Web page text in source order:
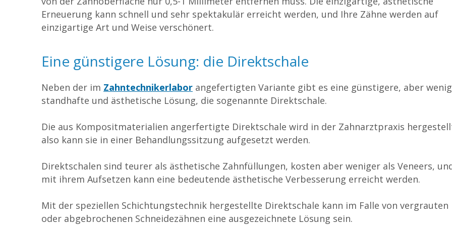
Erneuerung kann schnell und sehr spektakulär erreicht werden, und Ihre Zähne werden auf
einzigartige Art und Weise verschönert.
Eine günstigere Lösung: die Direktschale
Neben der im Zahntechnikerlabor angefertigten Variante gibt es eine günstigere, aber
standhafte und ästhetische Lösung, die sogenannte Direktschale.
Die aus Kompositmaterialien angerfertigte Direktschale wird in der Zahnarztpraxis
also kann sie in einer Behandlungssitzung aufgesetzt werden.
Direktschalen sind teurer als ästhetische Zahnfüllungen, kosten aber weniger als Veneers,
mit ihrem Aufsetzen kann eine bedeutende ästhetische Verbesserung erreicht werden.
Mit der speziellen Schichtungstechnik hergestellte Direktschale kann im Falle von vergrauten
oder abgebrochenen Schneidezähnen eine ausgezeichnete Lösung sein.